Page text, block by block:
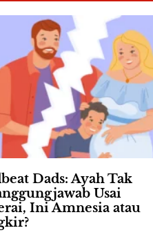
Dads: Ayah Tak
Usai
Ini Amnesia atau